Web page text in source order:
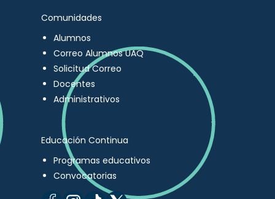
Comunidades
Alumnos
Correo Alumnos UAQ
Solicitud Correo
Docentes
Administrativos
Educación Continua
Programas educativos
Convocatorias